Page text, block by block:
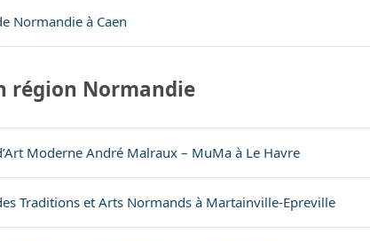
Normandie à Caen
région Normandie
Moderne André Malraux – MuMa à Le Havre
Traditions et Arts Normands à Martainville-Epreville